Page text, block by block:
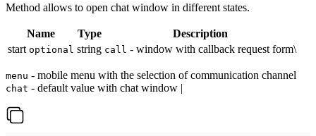
Method allows to open chat window in different states.
Name Type
Description
start optional string call - window with callback request form\
menu - mobile menu with the selection of communication channel
chat - default value with chat window |